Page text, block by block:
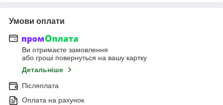
Умови оплати
Ви отримаєте замовлення
або гроші повернуться на вашу картку
Детальніше
Післяплата
Оплата на рахунок